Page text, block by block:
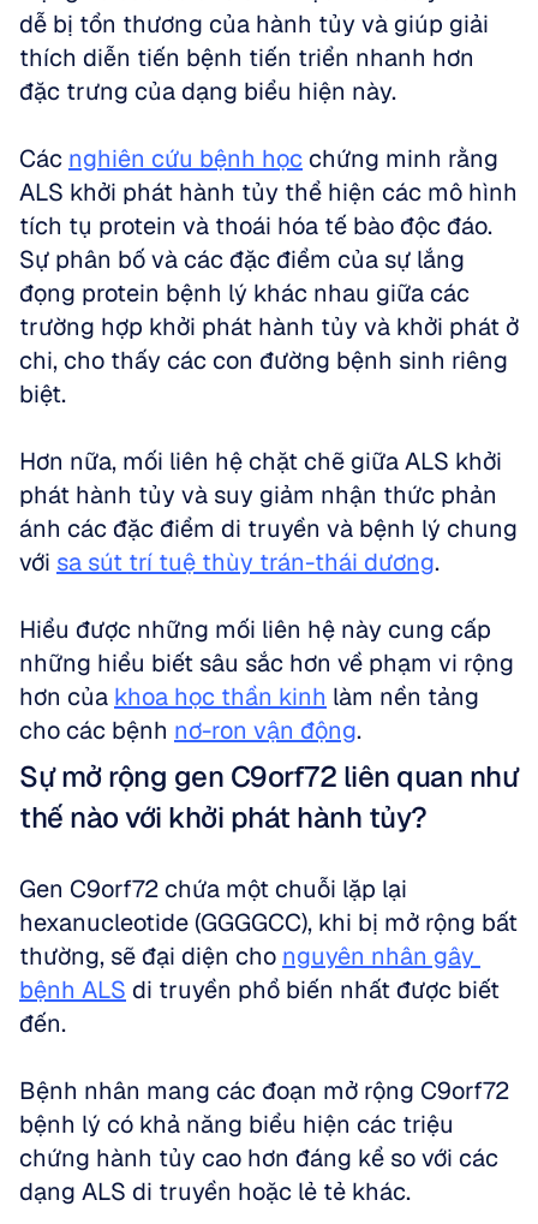
dễ bị tổn thương của hành tủy và giúp giải
thích diễn tiến bệnh tiến triển nhanh hơn
đặc trưng của dạng biểu hiện này.
Các nghiên cứu bệnh học chứng minh rằng
ALS khởi phát hành tủy thể hiện các mô hình
tích tụ protein và thoái hóa tế bào độc đáo.
Sự phân bố và các đặc điểm của sự lắng
đọng protein bệnh lý khác nhau giữa các
trường hợp khởi phát hành tủy và khởi phát ở
chi, cho thấy các con đường bệnh sinh riêng
biệt.
Hơn nữa, mối liên hệ chặt chẽ giữa ALS khởi
phát hành tủy và suy giảm nhận thức phản
ánh các đặc điểm di truyền và bệnh lý chung
với sa sút trí tuệ thùy trán-thái dương.
Hiểu được những mối liên hệ này cung cấp
những hiểu biết sâu sắc hơn về phạm vi rộng
hơn của khoa học thần kinh làm nền tảng
cho các bệnh nơ-ron vận động.
Sự mở rộng gen C9orf72 liên quan như
thế nào với khởi phát hành tủy?
Gen C9orf72 chứa một chuỗi lặp lại
hexanucleotide (GGGGCC), khi bị mở rộng bất
thường, sẽ đại diện cho nguyên nhân gây
bệnh ALS di truyền phổ biến nhất được biết
đến.
Bệnh nhân mang các đoạn mở rộng C9orf72
bệnh lý có khả năng biểu hiện các triệu
chứng hành tủy cao hơn đáng kể so với các
dạng ALS di truyền hoặc lẻ tẻ khác.